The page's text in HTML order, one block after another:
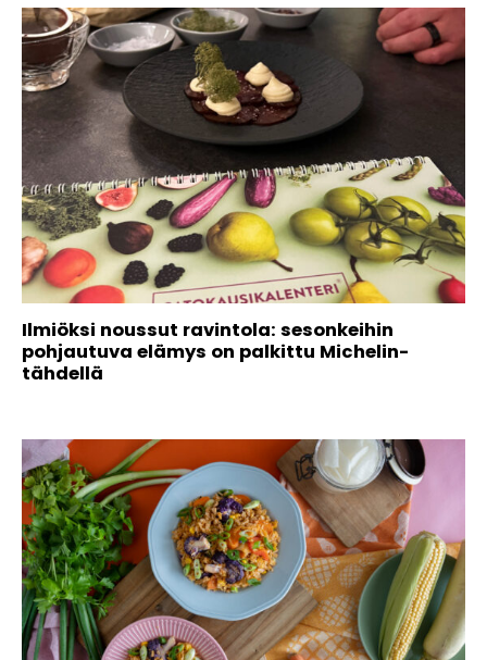
Ilmiöksi noussut ravintola: sesonkeihin
pohjautuva elämys on palkittu Michelin-
tähdellä